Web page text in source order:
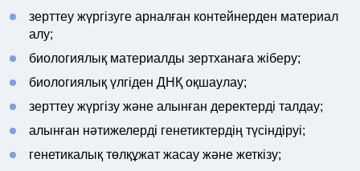
зерттеу жүргізуге арналған контейнерден материал
алу;
биологиялық материалды зертханаға жіберу;
биологиялық үлгіден ДНҚ оқшаулау;
зерттеу жүргізу және алынған деректерді талдау;
алынған нәтижелерді генетиктердің түсіндіруі;
генетикалық төлқұжат жасау және жеткізу;